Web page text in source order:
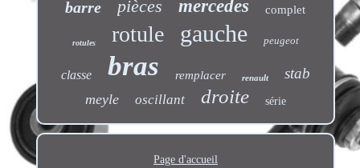
barre pièces mercedes complet
rotules rotule gauche peugeot
classe bras remplacer renault stab
meyle oscillant droite série
Page d'accueil